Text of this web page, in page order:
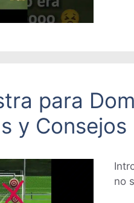
para
y Consejos
no